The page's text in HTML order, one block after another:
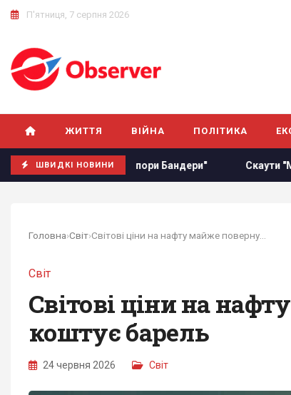
П'ятниця, 7 серпня 2026
ЖИТТЯ ВІЙНА ПОЛІТИКА
ШВИДКІ НОВИНИ
про "прапори Бандери" Скаути "Манчестер
Головна›Світ›
Світ
Світові ціни на
коштує барель
24 червня 2026 Світ